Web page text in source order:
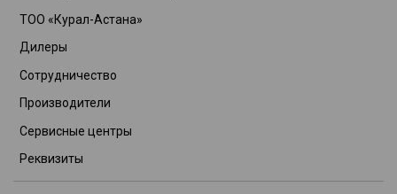
ТОО «Курал-Астана»
Дилеры
Сотрудничество
Производители
Сервисные центры
Реквизиты